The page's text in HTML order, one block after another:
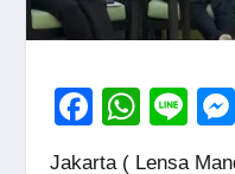
F
a
W
Li
n
Jakarta ( Lensa